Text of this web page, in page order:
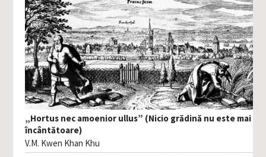
„Hortus nec amoenior ullus” (Nicio grădină nu este mai
încântătoare)
V.M. Kwen Khan Khu